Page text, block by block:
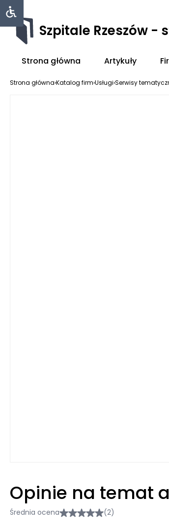
Szpitale Rzeszów -
Strona główna Artykuły
Strona główna›Katalog firm›Usługi›Serwisy
Opinie na temat
Średnia ocena (2)